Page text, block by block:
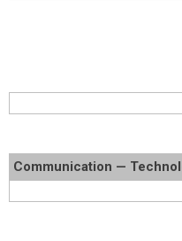
Communication —